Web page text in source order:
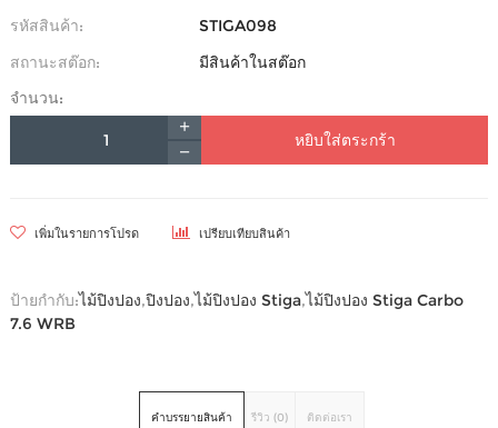
รหัสสินค้า:
STIGA098
สถานะสต๊อก:
มีสินค้าในสต๊อก
จำนวน:
หยิบใส่ตระกร้า
เพิ่มในรายการโปรด เปรียบเทียบสินค้า
ป้ายกำกับ:ไม้ปิงปอง,ปิงปอง,ไม้ปิงปอง Stiga,ไม้ปิงปอง Stiga Carbo
7.6 WRB
คำบรรยายสินค้า รีวิว (0) ติดต่อเรา